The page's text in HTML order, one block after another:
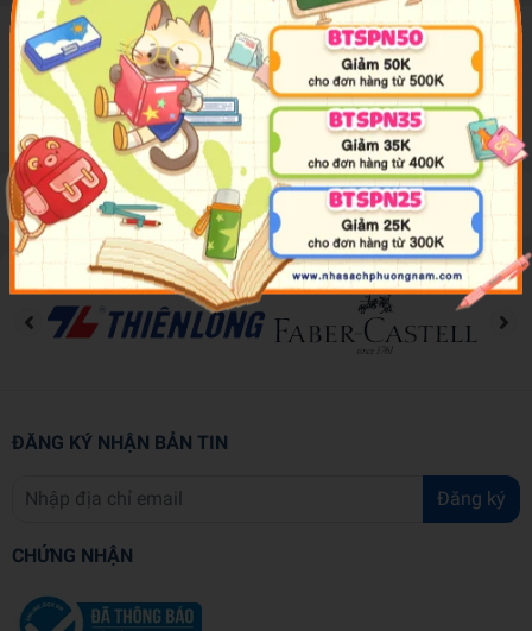
Mô tả sản phẩm
Thông tin sản phẩm đang được cập nhật
Đánh giá sản phẩm
ĐĂNG KÝ NHẬN BẢN TIN
Đăng ký
CHỨNG NHẬN